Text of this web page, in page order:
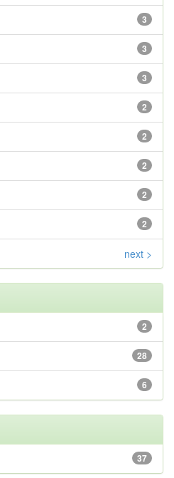
3
3
3
2
2
2
2
2
next >
2
28
6
37